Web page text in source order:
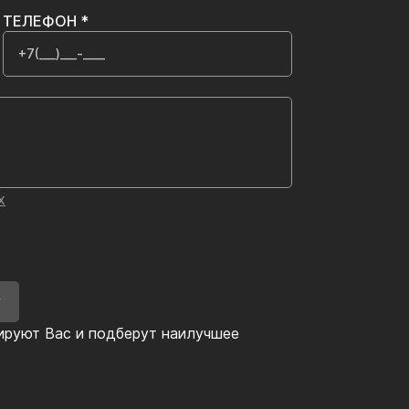
Вас и подберут наилучшее
ТЕЛЕФОН *